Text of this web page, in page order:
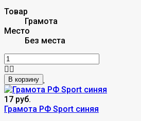
Товар
Грамота
Место
Без места
В корзину
17 руб.
Грамота РФ Sport синяя